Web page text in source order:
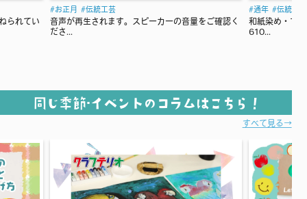
ピーカーの音量をご確認く
和紙染め・マーブリングについて 和紙（紙）は、
同じ季節･イベントのコラムはこちら！
すべて見る→